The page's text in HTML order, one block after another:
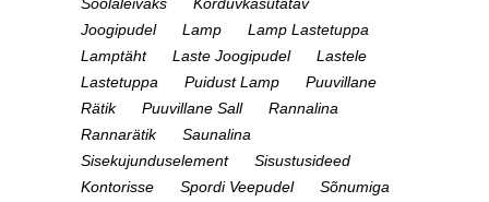
Joogipudel
Lamp
Lamp Lastetuppa
Lamptäht
Laste Joogipudel
Lastele
Lastetuppa
Puidust Lamp
Puuvillane
Rätik
Puuvillane Sall
Rannalina
Rannarätik
Saunalina
Sisekujunduselement
Sisustusideed
Kontorisse
Spordi Veepudel
Sõnumiga